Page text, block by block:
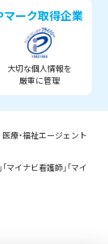
マーク取得企業
大切な個人情報を
厳重に管理
療・福祉エージェント
マイナビ看護師」「マイ